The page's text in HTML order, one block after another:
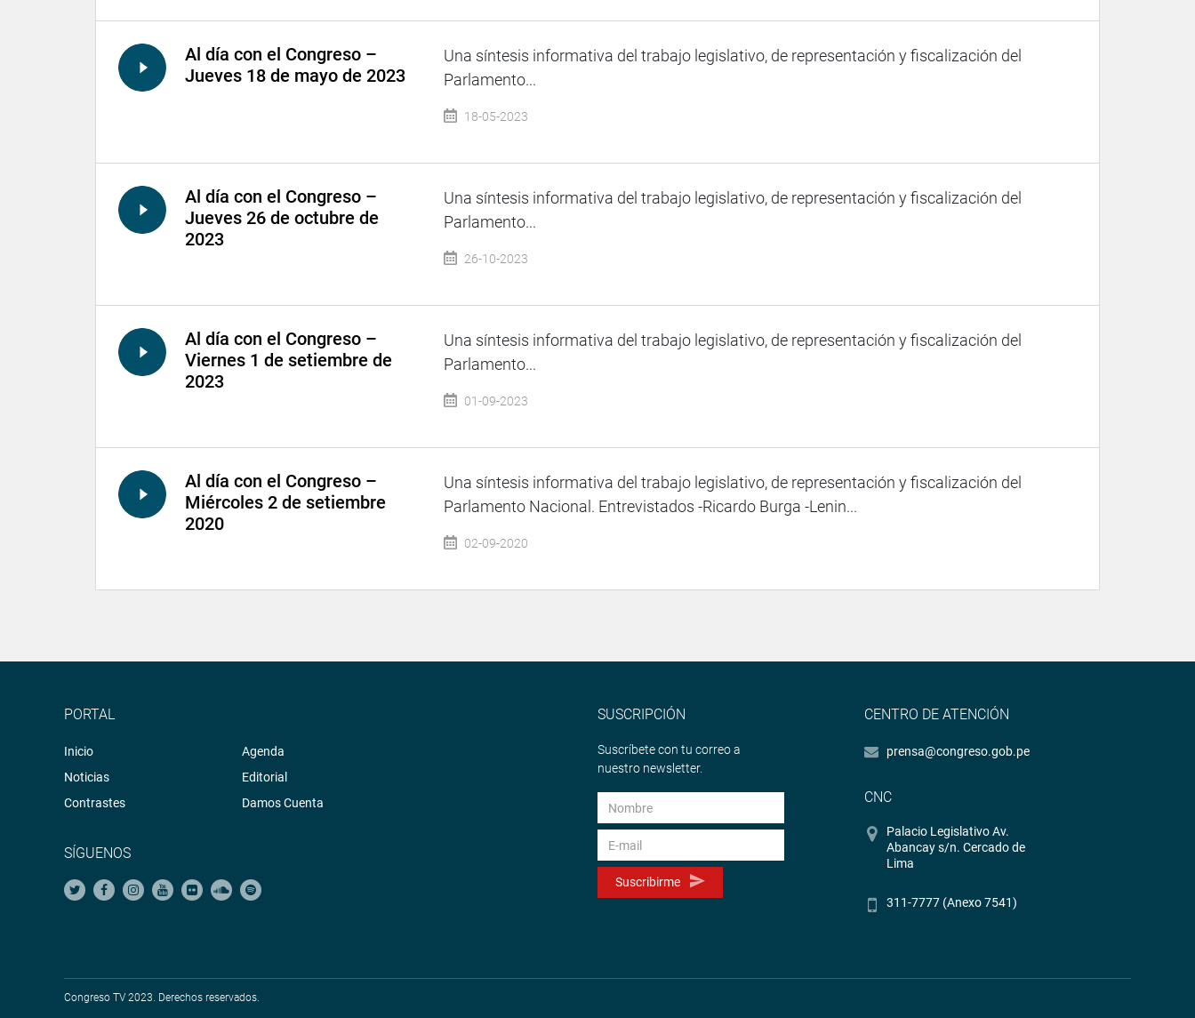
Al día con el Congreso –
Jueves 18 de mayo de 2023
Una síntesis informativa del trabajo legislativo, de representación y fiscalización del
Parlamento...
18-05-2023
Al día con el Congreso –
Jueves 26 de octubre de
2023
Una síntesis informativa del trabajo legislativo, de representación y fiscalización del
Parlamento...
26-10-2023
Al día con el Congreso –
Viernes 1 de setiembre de
2023
Una síntesis informativa del trabajo legislativo, de representación y fiscalización del
Parlamento...
01-09-2023
Al día con el Congreso –
Miércoles 2 de setiembre
2020
Una síntesis informativa del trabajo legislativo, de representación y fiscalización del
Parlamento Nacional. Entrevistados -Ricardo Burga -Lenin...
02-09-2020
PORTAL
Inicio
Noticias
Contrastes
Agenda
Editorial
Damos Cuenta
SÍGUENOS
SUSCRIPCIÓN
Suscríbete con tu correo a
nuestro newsletter.
Suscribirme
CENTRO DE ATENCIÓN
prensa@congreso.gob.pe
CNC
Palacio Legislativo Av.
Abancay s/n. Cercado de
Lima
311-7777 (Anexo 7541)
Congreso TV 2023. Derechos reservados.